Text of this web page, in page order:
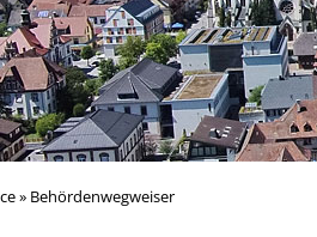
» Behördenwegweiser